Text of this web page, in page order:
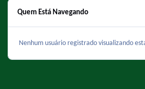
Quem Está Navegando
Nenhum usuário registrado visualizando